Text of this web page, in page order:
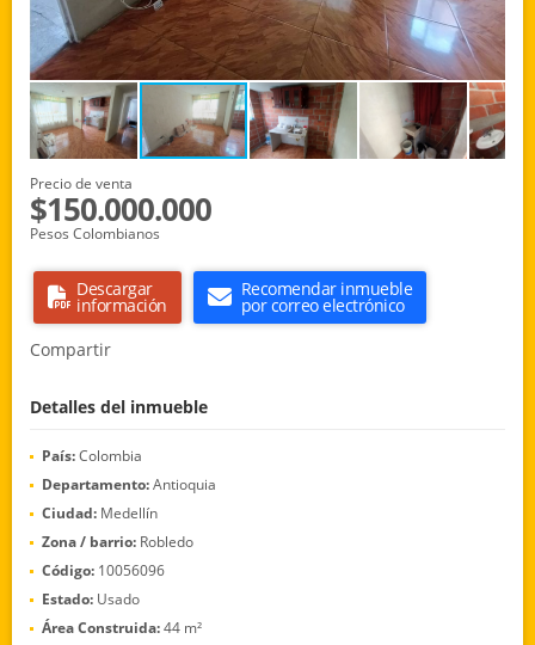
Precio de venta
$150.000.000
Pesos Colombianos
Descargar
información
Recomendar inmueble
por correo electrónico
Compartir
Detalles del inmueble
País:Colombia
Departamento:Antioquia
Ciudad: Medellín
Zona / barrio: Robledo
Código: 10056096
Estado: Usado
Área Construida:44 m²